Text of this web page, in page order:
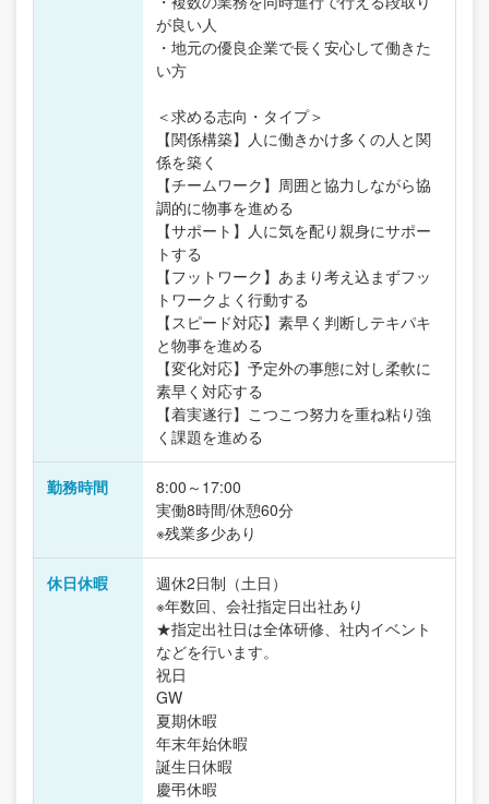
が良い人
・地元の優良企業で長く安心して働きた
い方
＜求める志向・タイプ＞
【関係構築】人に働きかけ多くの人と関
係を築く
【チームワーク】周囲と協力しながら協
調的に物事を進める
【サポート】人に気を配り親身にサポー
トする
【フットワーク】あまり考え込まずフッ
トワークよく行動する
【スピード対応】素早く判断しテキパキ
と物事を進める
【変化対応】予定外の事態に対し柔軟に
素早く対応する
【着実遂行】こつこつ努力を重ね粘り強
く課題を進める
勤務時間
8:00～17:00
実働8時間/休憩60分
※残業多少あり
休日休暇
週休2日制（土日）
※年数回、会社指定日出社あり
★指定出社日は全体研修、社内イベント
などを行います。
祝日
GW
夏期休暇
年末年始休暇
誕生日休暇
慶弔休暇